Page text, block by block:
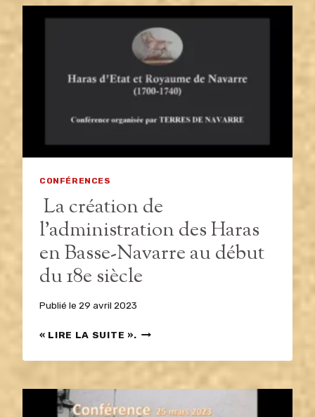
BASSE-
NAVARRE
DANS
LES
GUERRES
CARLISTES
DU
SIÈCLE
CONFÉRENCES
La création de
l’administration des Haras
en Basse-Navarre au début
du 18e siècle
Publié le 29 avril 2023
« LIRE LA SUITE ». LA
DE
L’ADMINISTRATION
DES
HARAS